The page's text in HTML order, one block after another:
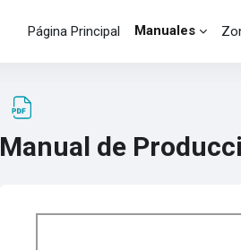
Página Principal
Manuales
Manual de